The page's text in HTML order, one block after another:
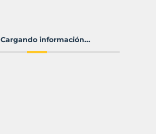
Cargando información...